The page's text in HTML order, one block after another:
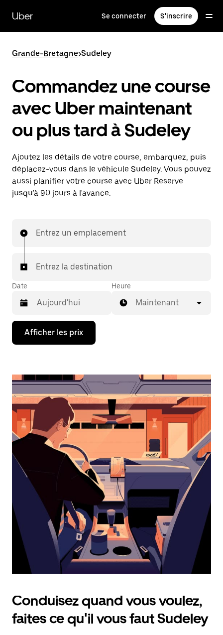
contenu
principal
Uber Se connecter S'inscrire
Grande-Bretagne>Sudeley
Commandez une course
avec Uber maintenant
ou plus tard à Sudeley
Ajoutez les détails de votre course, embarquez, puis
déplacez-vous dans le véhicule Sudeley. Vous pouvez
aussi planifier votre course avec Uber Reserve
jusqu'à 90 jours à l'avance.
Entrez un emplacement
Entrez la destination
Date
Appuyez
la
bas
interagir
avec
calendrier
et
sélectionner
une
date.
Appuyez
d'échappement
pour
fermer
calendrier.
Heure
Maintenant
Afficher les prix
Conduisez quand vous voulez,
faites ce qu'il vous faut Sudeley